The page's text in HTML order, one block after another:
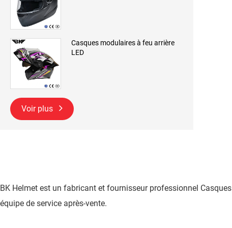
Casques modulaires à feu arrière
LED
Voir plus
BK Helmet est un fabricant et fournisseur professionnel
équipe de service après-vente.